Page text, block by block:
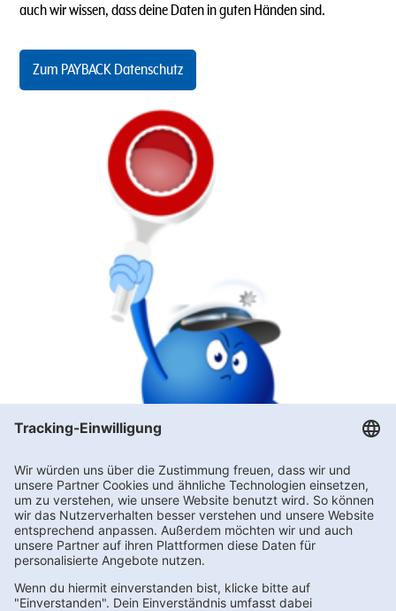
auch wir wissen, dass deine Daten in guten Händen sind.
Zum PAYBACK Datenschutz